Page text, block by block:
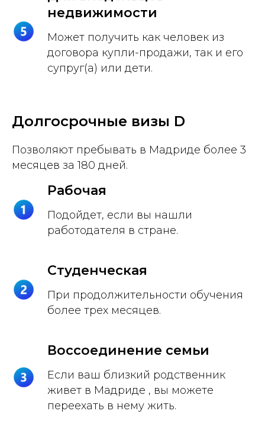
недвижимости
Может получить как человек из
договора купли-продажи, так и его
супруг(а) или дети.
Долгосрочные визы D
Позволяют пребывать в Мадриде более 3
месяцев за 180 дней.
Рабочая
Подойдет, если вы нашли
работодателя в стране.
Студенческая
При продолжительности обучения
более трех месяцев.
Воссоединение семьи
Если ваш близкий родственник
живет в Мадриде , вы можете
переехать в нему жить.